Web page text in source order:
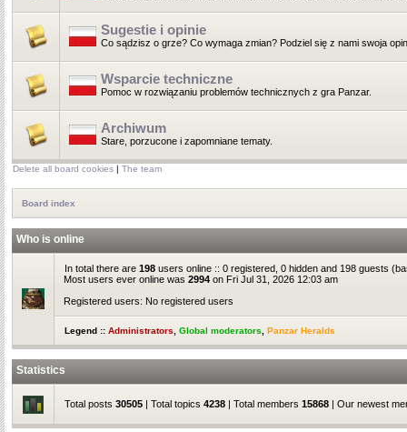
Sugestie i opinie
Co sądzisz o grze? Co wymaga zmian? Podziel się z nami swoja
Wsparcie techniczne
Pomoc w rozwiązaniu problemów technicznych z gra Panzar.
Archiwum
Stare, porzucone i zapomniane tematy.
Delete all board cookies | The team
Board index
Who is online
In total there are 198 users online :: 0 registered, 0 hidden and 198 guests
Most users ever online was 2994 on Fri Jul 31, 2026 12:03 am
Registered users: No registered users
Legend :: Administrators Global moderators Panzar Heralds
Statistics
Total posts 30505 | Total topics 4238 | Total members 15868 | Our newest